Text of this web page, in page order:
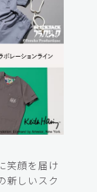
笑顔を届け
新しいスク